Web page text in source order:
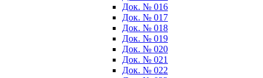
Док. № 016
Док. № 017
Док. № 018
Док. № 019
Док. № 020
Док. № 021
Док. № 022